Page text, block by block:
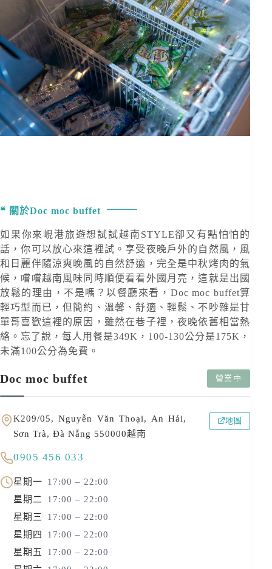
關於Doc moc buffet
如果你來峴港旅遊想試試越南STYLE卻又有點怕怕的
話，你可以放心來這裡試。享受夜晚戶外的自然風，風
和日麗伴隨涼爽晚風的自然舒適，完全是中秋烤肉的氣
候，嚐嚐越南風味同時順便看看外國月亮，這就是出國
放鬆的理由，不是嗎？以餐廳來看，Doc moc buffet算
輕巧型而已，但簡約、溫馨、舒適、輕鬆、不吵雜是甘
單哥喜歡這裡的原因，雖然在巷子裡，夜晚依舊相當熱
絡。忘了說，每人用餐是349K，100-130公分是175K，
未滿100公分為免費。
Doc moc buffet 營業中
K209/05, Nguyễn Văn Thoại, An Hải,
Sơn Trà, Đà Nẵng 550000越南
地圖
0905 456 033
星期一
17:00 – 22:00
星期二
17:00 – 22:00
星期三
17:00 – 22:00
星期四
17:00 – 22:00
星期五
17:00 – 22:00